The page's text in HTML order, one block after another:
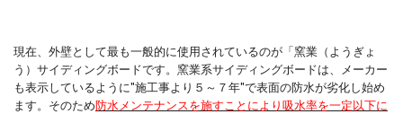
現在、外壁として最も一般的に使用されているのが「窯業（ようぎょ
う）サイディングボードです。窯業系サイディングボードは、メーカー
も表示しているように"施工事より５～７年"で表面の防水が劣化し始め
ます。そのため防水メンテナンスを施すことにより吸水率を一定以下に